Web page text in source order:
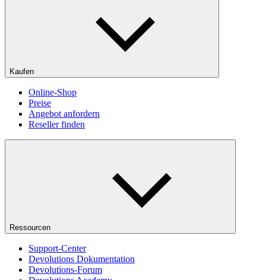
Kaufen
Online-Shop
Preise
Angebot anfordern
Reseller finden
Ressourcen
Support-Center
Devolutions Dokumentation
Devolutions-Forum